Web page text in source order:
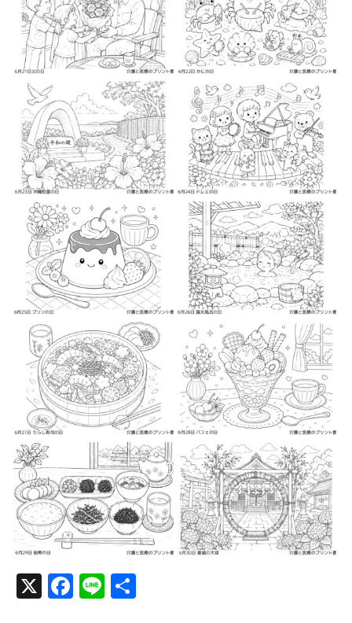
2026-06-4 2026-06-4
2026-06-5 2026-06-5
2026-06-6 2026-06-6
2026-06-7 2026-06-7
2026-06-8 2026-06-8
X Facebook
Line共